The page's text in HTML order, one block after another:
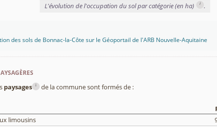
L'évolution de l'occupation du sol par catégorie (en ha) i .
des sols de Bonnac-la-Côte sur le Géoportail de l'ARB Nouvelle-Aquitaine
paysages i de la commune sont formés de :
limousins